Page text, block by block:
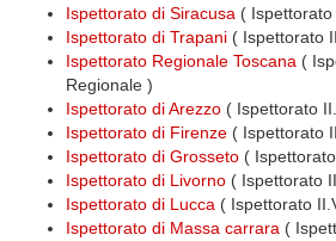
Ispettorato di Siracusa ( Ispettorato
Ispettorato di Trapani ( Ispettorato
Ispettorato Regionale Toscana (
Regionale )
Ispettorato di Arezzo ( Ispettorato
Ispettorato di Firenze ( Ispettorato
Ispettorato di Grosseto (
Ispettorato di Livorno ( Ispettorato
Ispettorato di Lucca ( Ispettorato
Ispettorato di Massa carrara (